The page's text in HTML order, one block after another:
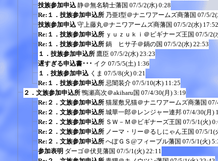
技族参加申込 静＠無名騎士藩国 07/5/2(水) 0:28
Re:１．技族参加申込所 乃亜I型＠ナニワアームズ商藩国 07/5/
技族参加申込 守上藤丸＠ナニワアームズ商藩国 07/5/2(水) 17:52
Re:１．技族参加申込所 ｙｕｚｕｋｉ＠ビギナーズ王国 07/5/2(
Re:１．技族参加申込所 鍋 ヒサ子＠鍋の国 07/5/2(水) 22:53
１．技族参加申込所 鷹臣 07/5/2(水) 23:23
遅すぎる申込書･･･ イク 07/5/5(土) 1:36
１．技族参加申込 くま 07/5/8(火) 0:21
Re:１．技族参加申込所 忌闇装介 07/5/10(木) 11:25
２．文族参加申込所 鴨瀬高次＠akiharu国 07/4/30(月) 3:19
Re:２．文族参加申込所 猫屋敷兄猫＠ナニワアームズ商藩国
Re:２．文族参加申込所 城華一郎＠レンジャー連邦 07/4/30(月)
Re:２．文族参加申込所 ＳＷ－Ｍ＠ビギナーズ王国 07/5/1(火)
Re:２．文族参加申込所 ノーマ・リー＠るしにゃん王国 07/5/1(
Re:２．文族参加申込所 へぽＧＳ@フィーブル藩国 07/5/1(火)
参加表明 ダーゴ＠伏見藩国 07/5/1(火) 22:11